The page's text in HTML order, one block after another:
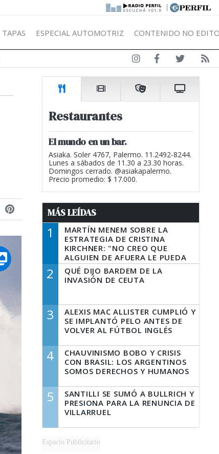
|
TAPAS ESPECIAL AUTOMOTRIZ CONTENIDO NO
Restaurantes
El mundo en un bar.
Asiaka. Soler 4767, Palermo. 11.2492-8244.
Lunes a sábados de 11.30 a 23.30 horas.
Domingos cerrado. @asiakapalermo.
Precio promedio: $ 17.000.
MÁS LEÍDAS
1
MARTÍN MENEM SOBRE LA
ESTRATEGIA DE CRISTINA
KIRCHNER: "NO CREO QUE
ALGUIEN DE AFUERA LE PUEDA
DECIR A LA JUSTICIA LO QUE
TIENE QUE HACER"
2
QUÉ DIJO BARDEM DE LA
INVASIÓN DE CEUTA
3
ALEXIS MAC ALLISTER CUMPLIÓ Y
SE IMPLANTÓ PELO ANTES DE
VOLVER AL FÚTBOL INGLÉS
4
CHAUVINISMO BOBO Y CRISIS
CON BRASIL: LOS ARGENTINOS
SOMOS DERECHOS Y HUMANOS
5
SANTILLI SE SUMÓ A BULLRICH Y
PRESIONA PARA LA RENUNCIA DE
VILLARRUEL
Espacio Publicitario